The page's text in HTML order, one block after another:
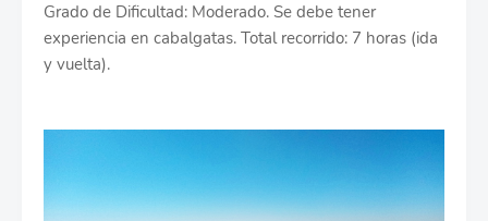
Grado de Dificultad: Moderado. Se debe tener
experiencia en cabalgatas. Total recorrido: 7 horas (ida
y vuelta).